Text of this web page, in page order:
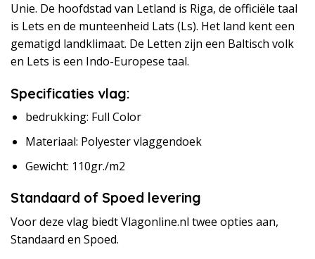
Unie. De hoofdstad van Letland is Riga, de officiële taal
is Lets en de munteenheid Lats (Ls). Het land kent een
gematigd landklimaat. De Letten zijn een Baltisch volk
en Lets is een Indo-Europese taal.
Specificaties vlag:
bedrukking: Full Color
Materiaal: Polyester vlaggendoek
Gewicht: 110gr./m2
Standaard of Spoed levering
Voor deze vlag biedt Vlagonline.nl twee opties aan,
Standaard en Spoed.